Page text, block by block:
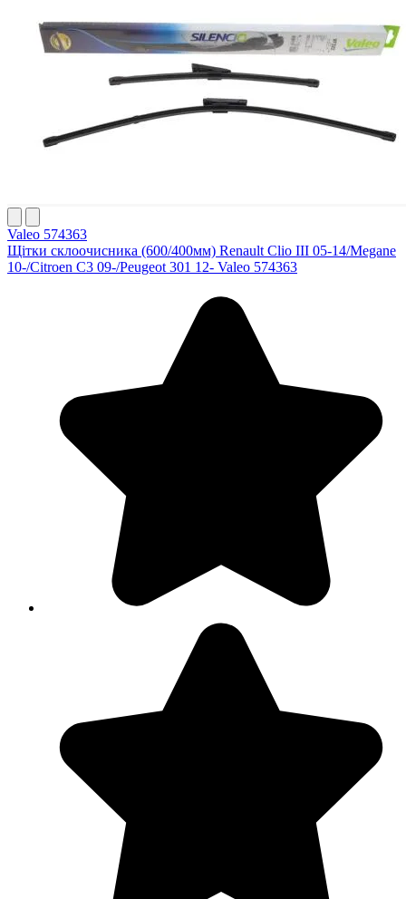
Valeo 574363
Щітки склоочисника (600/400мм) Renault Clio III 05-14/Megane
10-/Citroen C3 09-/Peugeot 301 12- Valeo 574363